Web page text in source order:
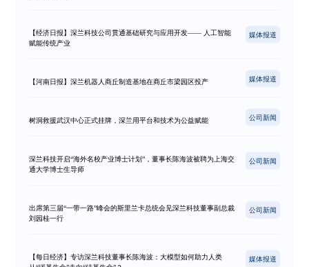
【经济日报】深兰科技公司贯通基础研究与应用开发—— 人工智能
赋能传统产业
媒体报道
【河南日报】深兰机器人商丘制造基地在商丘市梁园区投产 媒体报道
树洞救援武汉中心正式挂牌，深兰用平台和技术为公益赋能 公司新闻
深兰科技开启“海外名校产业博士计划”，董事长陈海波被聘为上海交
通大学博士生导师
公司新闻
出席第三届“一带一路”峰会的斯里兰卡总统会见深兰科技董事副总裁
刘园桂一行
公司新闻
【每日经济】专访深兰科技董事长陈海波：大模型如何助力人类
媒体报道